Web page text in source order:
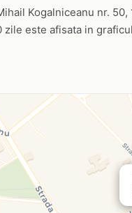
Kogalniceanu nr.
este afisata in